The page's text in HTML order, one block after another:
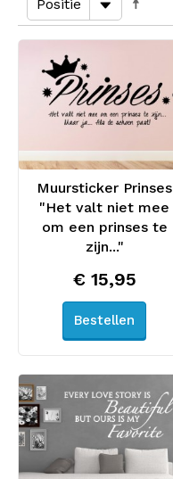
Muursticker Prinses
"Het valt niet mee
om een prinses te
zijn..."
€ 15,95
Bestellen